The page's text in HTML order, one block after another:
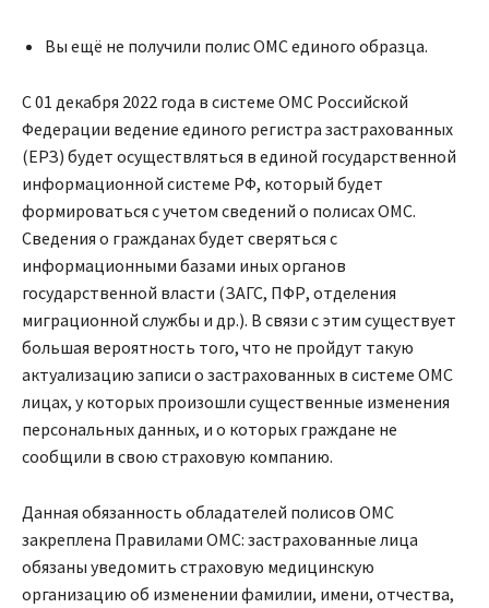
Вы ещё не получили полис ОМС единого образца.
С 01 декабря 2022 года в системе ОМС Российской
Федерации ведение единого регистра застрахованных
(ЕРЗ) будет осуществляться в единой государственной
информационной системе РФ, который будет
формироваться с учетом сведений о полисах ОМС.
Сведения о гражданах будет сверяться с
информационными базами иных органов
государственной власти (ЗАГС, ПФР, отделения
миграционной службы и др.). В связи с этим существует
большая вероятность того, что не пройдут такую
актуализацию записи о застрахованных в системе ОМС
лицах, у которых произошли существенные изменения
персональных данных, и о которых граждане не
сообщили в свою страховую компанию.
Данная обязанность обладателей полисов ОМС
закреплена Правилами ОМС: застрахованные лица
обязаны уведомить страховую медицинскую
организацию об изменении фамилии, имени, отчества,